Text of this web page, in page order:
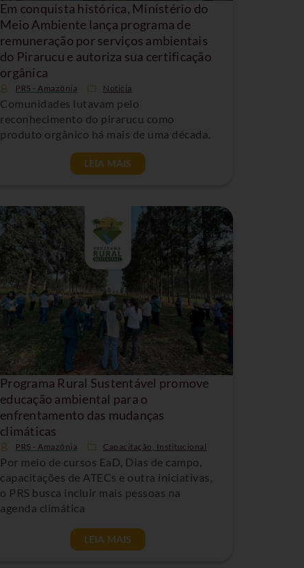
Em conquista histórica, Ministério do
Meio Ambiente lança programa de
remuneração por serviços ambientais
do Pirarucu e autoriza sua certificação
orgânica
PRS - Amazônia Noticia
Comunidades lutavam pelo
reconhecimento do pirarucu como
produto orgânico há mais de uma década.
LEIA MAIS
Programa Rural Sustentável promove
educação ambiental para o
enfrentamento das mudanças
climáticas
PRS - Amazônia Capacitação Institucional
Por meio de cursos EaD, Dias de campo,
capacitações de ATECs e outra iniciativas,
o PRS busca incluir mais pessoas na
agenda climática
LEIA MAIS